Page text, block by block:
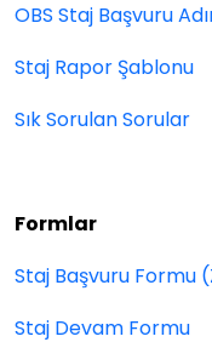
OBS Staj Başvuru
Staj Rapor Şablonu
Sık Sorulan Sorular
Formlar
Staj Başvuru Formu
Staj Devam Formu